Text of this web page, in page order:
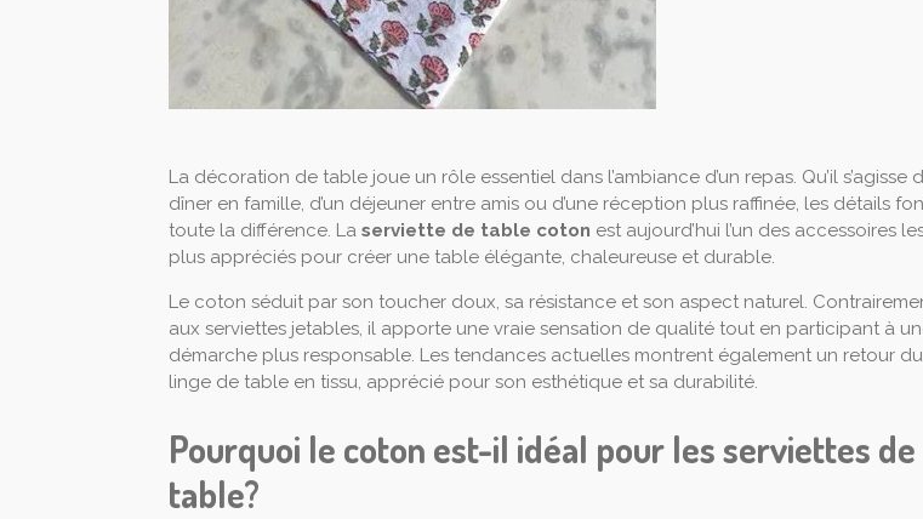
La décoration de table joue un rôle essentiel dans l’ambiance d’un repas. Qu’il s’agisse
dîner en famille, d’un déjeuner entre amis ou d’une réception plus raffinée, les détails
toute la différence. La serviette de table coton est aujourd’hui l’un des accessoires
plus appréciés pour créer une table élégante, chaleureuse et durable.
Le coton séduit par son toucher doux, sa résistance et son aspect naturel.
aux serviettes jetables, il apporte une vraie sensation de qualité tout en participant à
démarche plus responsable. Les tendances actuelles montrent également un retour du
linge de table en tissu, apprécié pour son esthétique et sa durabilité.
Pourquoi le coton est-il idéal pour les serviettes de
table?